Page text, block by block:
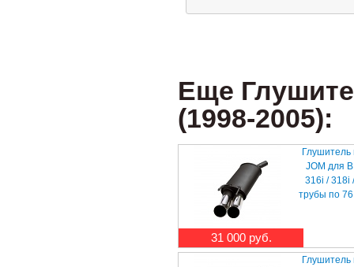
Еще
(1998-2005):
31 000 руб.
JOM для
316i / 318i
трубы по